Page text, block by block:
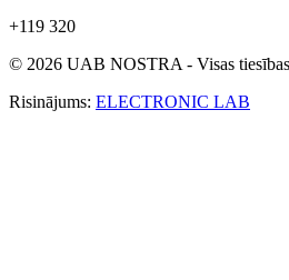
+119 320
© 2026 UAB NOSTRA - Visas tiesības
Risinājums: ELECTRONIC LAB